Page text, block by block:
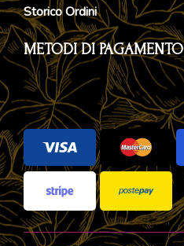
Storico Ordini
METODI DI PAGAMENTO